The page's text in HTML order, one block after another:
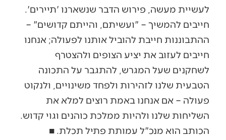
לעשיית מעשה, פירוש הדבר שנשארנו 'תיירים'.
חייבים להמשיך – "ועשיתם, והייתם קדושים" –
ההתבוננות חייבת להוביל אותנו לפעולה; אנחנו
חייבים לעזוב את יציע הצופים ולהצטרף
לשחקנים שעל המגרש, להתגבר על התכונה
הטבעית שלנו לזהירות ולפחד משינויים, ולנקוט
פעולה – אם אנחנו באמת רוצים למלא את
השליחות שלנו ולהיות ממלכת כוהנים וגוי קדוש.
הכותב הוא מנכ"ל עמותת פתיל תכלת. ■